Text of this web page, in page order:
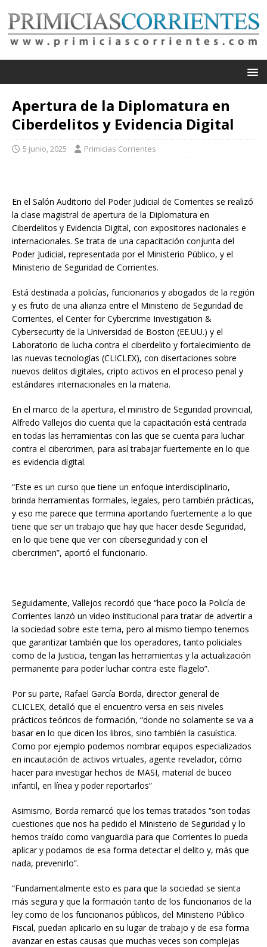
Apertura de la Diplomatura en
Ciberdelitos y Evidencia Digital
5 junio, 2025 Primicias Corrientes
En el Salón Auditorio del Poder Judicial de Corrientes se realizó
la clase magistral de apertura de la Diplomatura en
Ciberdelitos y Evidencia Digital, con expositores nacionales e
internacionales. Se trata de una capacitación conjunta del
Poder Judicial, representada por el Ministerio Público, y el
Ministerio de Seguridad de Corrientes.
Está destinada a policías, funcionarios y abogados de la región
y es fruto de una alianza entre el Ministerio de Seguridad de
Corrientes, el Center for Cybercrime Investigation &
Cybersecurity de la Universidad de Boston (EE.UU.) y el
Laboratorio de lucha contra el ciberdelito y fortalecimiento de
las nuevas tecnologías (CLICLEX), con disertaciones sobre
nuevos delitos digitales, cripto activos en el proceso penal y
estándares internacionales en la materia.
En el marco de la apertura, el ministro de Seguridad provincial,
Alfredo Vallejos dio cuenta que la capacitación está centrada
en todas las herramientas con las que se cuenta para luchar
contra el cibercrimen, para así trabajar fuertemente en lo que
es evidencia digital.
“Este es un curso que tiene un enfoque interdisciplinario,
brinda herramientas formales, legales, pero también prácticas,
y eso me parece que termina aportando fuertemente a lo que
tiene que ser un trabajo que hay que hacer desde Seguridad,
en lo que tiene que ver con ciberseguridad y con el
cibercrimen”, aportó el funcionario.
Seguidamente, Vallejos recordó que “hace poco la Policía de
Corrientes lanzó un video institucional para tratar de advertir a
la sociedad sobre este tema, pero al mismo tiempo tenemos
que garantizar también que los operadores, tanto policiales
como de la Justicia, tengan las herramientas y la actualización
permanente para poder luchar contra este flagelo”.
Por su parte, Rafael García Borda, director general de
CLICLEX, detalló que el encuentro versa en seis niveles
prácticos teóricos de formación, “donde no solamente se va a
basar en lo que dicen los libros, sino también la casuística.
Como por ejemplo podemos nombrar equipos especializados
en incautación de activos virtuales, agente revelador, cómo
hacer para investigar hechos de MASI, material de buceo
infantil, en línea y poder reportarlos”
Asimismo, Borda remarcó que los temas tratados “son todas
cuestiones que nos ha pedido el Ministerio de Seguridad y lo
hemos traído como vanguardia para que Corrientes lo pueda
aplicar y podamos de esa forma detectar el delito y, más que
nada, prevenirlo”.
“Fundamentalmente esto es para que la sociedad se sienta
más segura y que la formación tanto de los funcionarios de la
ley como de los funcionarios públicos, del Ministerio Público
Fiscal, puedan aplicarlo en su lugar de trabajo y de esa forma
avanzar en estas causas que muchas veces son complejas